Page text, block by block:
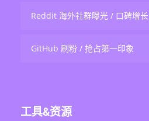
Reddit 海外社群曝光 / 口碑增长
GitHub 刷粉 / 抢占第一印象
工具&资源